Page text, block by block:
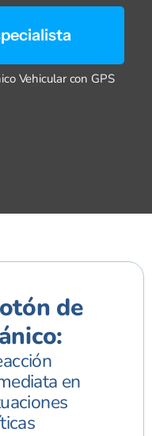
Vehicular con GPS
de
en